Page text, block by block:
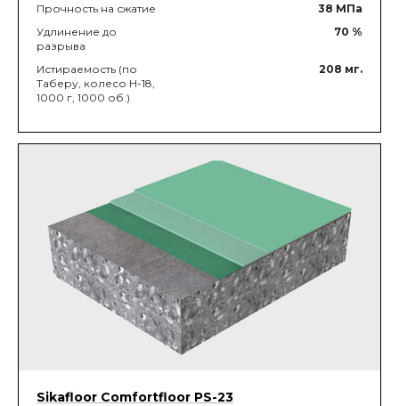
Прочность на сжатие 38 МПа
Удлинение до
разрыва
70 %
Истираемость (по
Таберу, колесо Н-18,
1000 г, 1000 об.)
208 мг.
Sikafloor Comfortfloor PS-23